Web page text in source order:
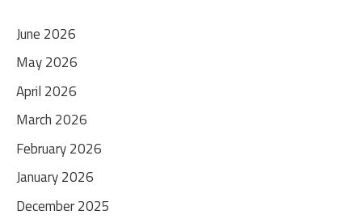
June 2026
May 2026
April 2026
March 2026
February 2026
January 2026
December 2025